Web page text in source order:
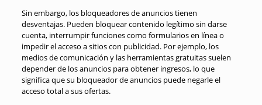
Sin embargo, los bloqueadores de anuncios tienen
desventajas. Pueden bloquear contenido legítimo sin darse
cuenta, interrumpir funciones como formularios en línea o
impedir el acceso a sitios con publicidad. Por ejemplo, los
medios de comunicación y las herramientas gratuitas suelen
depender de los anuncios para obtener ingresos, lo que
significa que su bloqueador de anuncios puede negarle el
acceso total a sus ofertas.